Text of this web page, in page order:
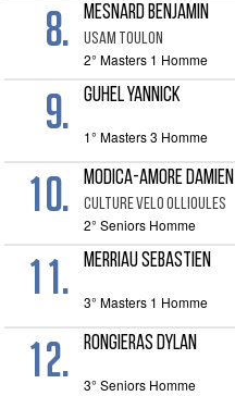
8. MESNARD BENJAMIN
USAM TOULON
2° Masters 1 Homme
9. GUHEL YANNICK
1° Masters 3 Homme
10. MODICA-AMORE DAMIEN
CULTURE VELO OLLIOULES
2° Seniors Homme
11. MERRIAU SEBASTIEN
3° Masters 1 Homme
12. RONGIERAS DYLAN
3° Seniors Homme